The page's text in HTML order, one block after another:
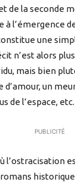
de la seconde
à l’émergence
une
n’est alors
mais bien
d’amour, un
de l’espace, etc.
PUBLICITÉ
l’ostracisation